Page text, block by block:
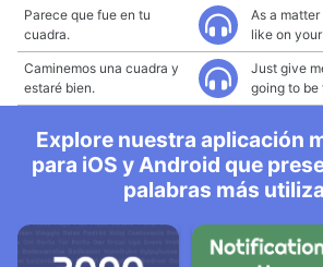
Parece que fue en tu
cuadra.
As a
like on
Caminemos una cuadra y
estaré bien.
Just give
going to be
Explore nuestra aplicación
para iOS y Android que
palabras más